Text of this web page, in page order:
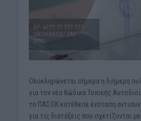
h?- e??? ?? ??? ???
UROKINISSI/ EM????
I???)
Oλοκληρώνεται σήμερα η διήμερη
για τον νέο Κώδικα Τοπικής
το ΠΑΣΟΚ κατέθεσε ένσταση
για τις διατάξεις που σχετίζονται